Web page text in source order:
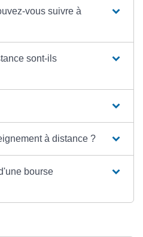
vous suivre à
sont-ils
à distance ?
bourse